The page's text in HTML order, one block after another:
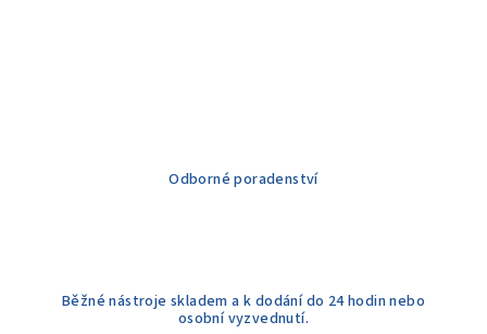
p
v
Odborné poradenství
Běžné nástroje skladem a k dodání do 24 hodin nebo
osobní vyzvednutí.